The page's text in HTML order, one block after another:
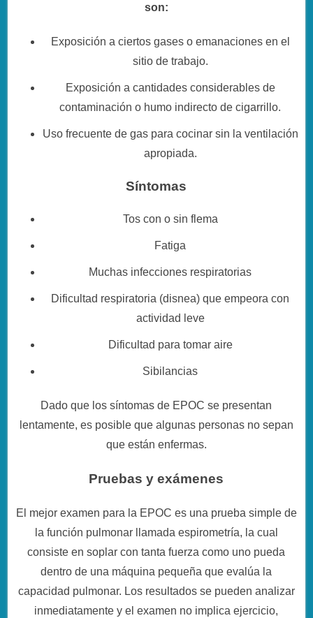
son:
Exposición a ciertos gases o emanaciones en el
sitio de trabajo.
Exposición a cantidades considerables de
contaminación o humo indirecto de cigarrillo.
Uso frecuente de gas para cocinar sin la ventilación
apropiada.
Síntomas
Tos con o sin flema
Fatiga
Muchas infecciones respiratorias
Dificultad respiratoria (disnea) que empeora con
actividad leve
Dificultad para tomar aire
Sibilancias
Dado que los síntomas de EPOC se presentan
lentamente, es posible que algunas personas no sepan
que están enfermas.
Pruebas y exámenes
El mejor examen para la EPOC es una prueba simple de
la función pulmonar llamada espirometría, la cual
consiste en soplar con tanta fuerza como uno pueda
dentro de una máquina pequeña que evalúa la
capacidad pulmonar. Los resultados se pueden analizar
inmediatamente y el examen no implica ejercicio,